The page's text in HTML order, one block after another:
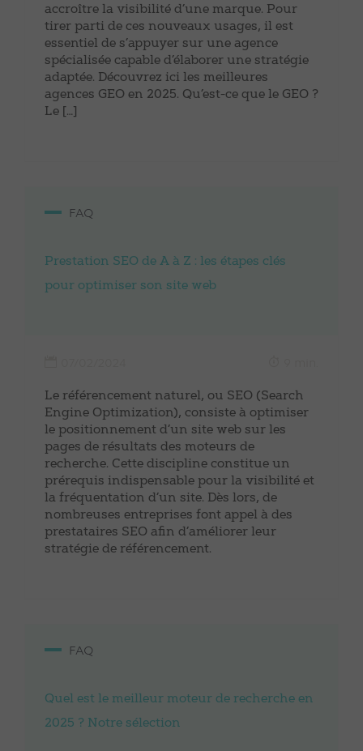
accroître la visibilité d’une marque. Pour
tirer parti de ces nouveaux usages, il est
essentiel de s’appuyer sur une agence
spécialisée capable d’élaborer une stratégie
adaptée. Découvrez ici les meilleures
agences GEO en 2025. Qu’est-ce que le GEO ?
Le […]
FAQ
Prestation SEO de A à Z : les étapes clés
pour optimiser son site web
Le référencement naturel, ou SEO (Search
Engine Optimization), consiste à optimiser
le positionnement d’un site web sur les
pages de résultats des moteurs de
recherche. Cette discipline constitue un
prérequis indispensable pour la visibilité et
la fréquentation d’un site. Dès lors, de
nombreuses entreprises font appel à des
prestataires SEO afin d’améliorer leur
stratégie de référencement.
FAQ
Quel est le meilleur moteur de recherche en
2025 ? Notre sélection